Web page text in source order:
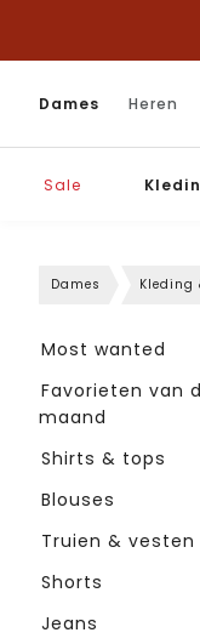
Dames Heren
Sale
Dames Kleding
Most wanted
Favorieten van
maand
Shirts & tops
Blouses
Truien & vesten
Shorts
Jeans